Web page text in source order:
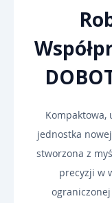
jednostka
stworzona z
precyzji w